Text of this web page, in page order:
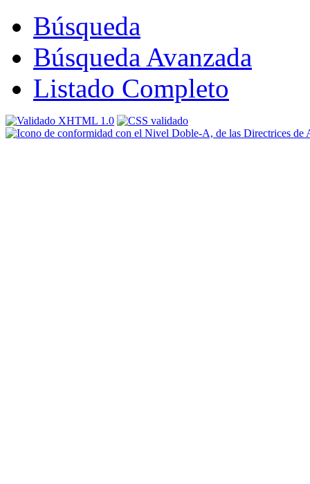
Búsqueda
Búsqueda Avanzada
Listado Completo